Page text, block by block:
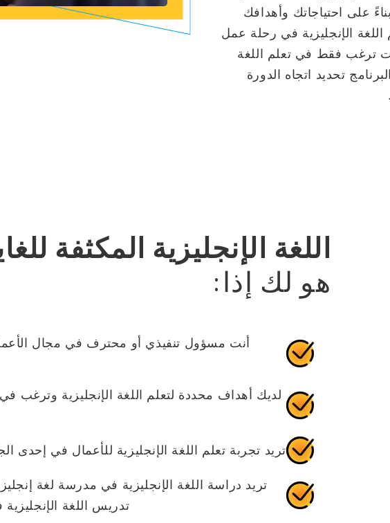
على احتياجاتك وأهدافك
اللغة الإنجليزية في رحلة عمل
ترغب فقط في تعلم اللغة
تحديد اتجاه الدورة
اللغة الإنجليزية المكثفة
هو لك إذا:
أنت مسؤول تنفيذي أو محترف في مجال
لديك أهداف محددة لتعلم اللغة الإنجليزية
تريد تجربة تعلم اللغة الإنجليزية للأعمال في إحدى
تدريس اللغة